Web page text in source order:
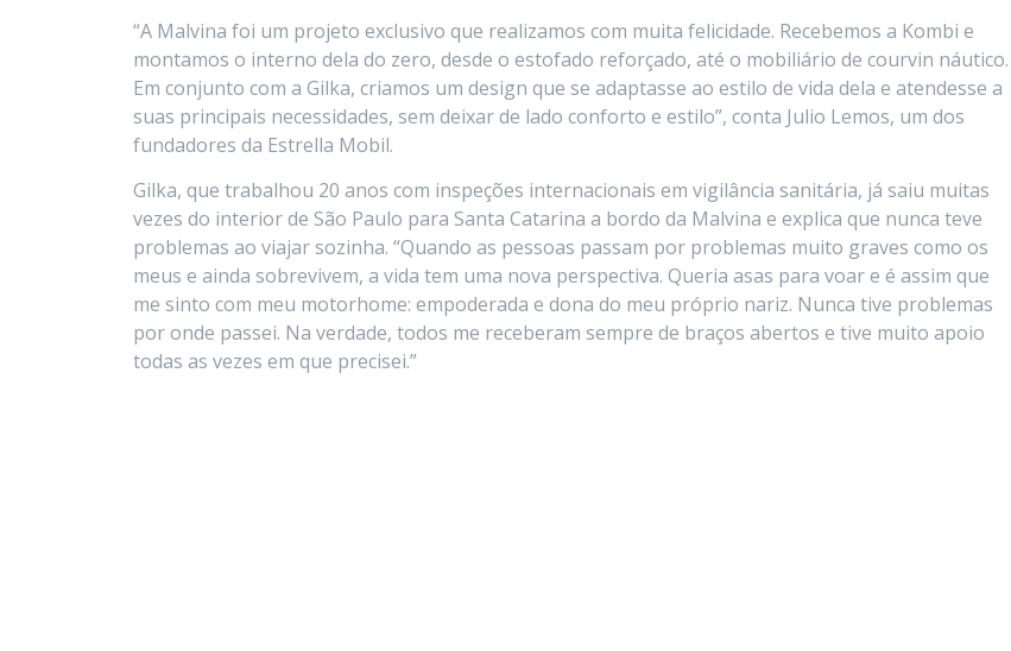
“A Malvina foi um projeto exclusivo que realizamos com muita felicidade. Recebemos a Kombi e
montamos o interno dela do zero, desde o estofado reforçado, até o mobiliário de courvin náutico.
Em conjunto com a Gilka, criamos um design que se adaptasse ao estilo de vida dela e atendesse a
suas principais necessidades, sem deixar de lado conforto e estilo”, conta Julio Lemos, um dos
fundadores da Estrella Mobil.
Gilka, que trabalhou 20 anos com inspeções internacionais em vigilância sanitária, já saiu muitas
vezes do interior de São Paulo para Santa Catarina a bordo da Malvina e explica que nunca teve
problemas ao viajar sozinha. “Quando as pessoas passam por problemas muito graves como os
meus e ainda sobrevivem, a vida tem uma nova perspectiva. Queria asas para voar e é assim que
me sinto com meu motorhome: empoderada e dona do meu próprio nariz. Nunca tive problemas
por onde passei. Na verdade, todos me receberam sempre de braços abertos e tive muito apoio
todas as vezes em que precisei.”